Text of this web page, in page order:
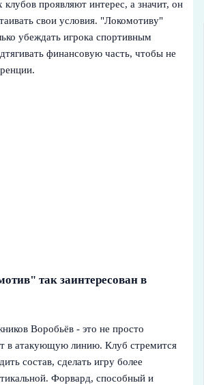
клубов проявляют интерес, а значит, он
свои условия. "Локомотиву"
убеждать игрока спортивным
финансовую часть, чтобы не
так заинтересован в
Воробьёв - это не просто
в атакующую линию. Клуб стремится
состав, сделать игру более
Форвард, способный и